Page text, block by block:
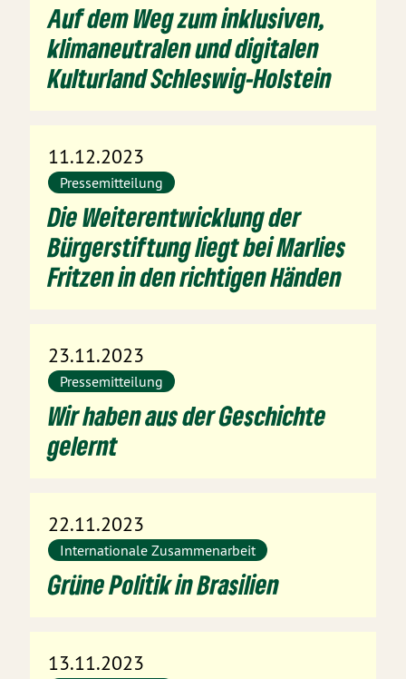
Auf dem Weg zum inklusiven,
klimaneutralen und digitalen
Kulturland Schleswig-Holstein
11.12.2023
Pressemitteilung
Die Weiterentwicklung der
Bürgerstiftung liegt bei Marlies
Fritzen in den richtigen Händen
23.11.2023
Pressemitteilung
Wir haben aus der Geschichte
gelernt
22.11.2023
Internationale Zusammenarbeit
Grüne Politik in Brasilien
13.11.2023